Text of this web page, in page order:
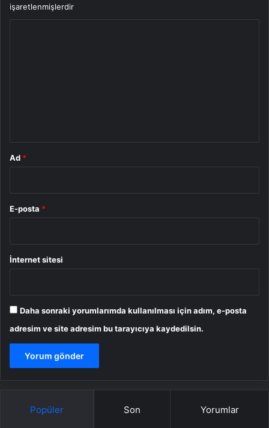
işaretlenmişlerdir
Ad *
E-posta *
İnternet sitesi
Daha sonraki yorumlarımda kullanılması için adım, e-posta
adresim ve site adresim bu tarayıcıya kaydedilsin.
Popüler Son Yorumlar